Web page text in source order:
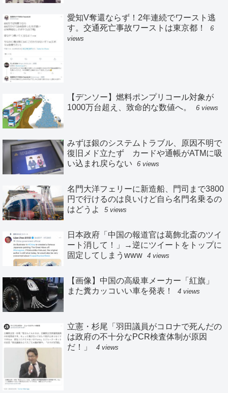
愛知V奪還ならず！2年連続でワースト逃
す。交通死亡事故ワーストは東京都！
6
views
【デンソー】燃料ポンプリコール対象が
1000万台超え、致命的な数値へ。
6 views
みずほ銀のシステムトラブル、原因不明で
復旧メド立たず カードや通帳がATMに吸
い込まれ戻らない
6 views
名門大洋フェリーに新造船、門司まで3800
円で行けるのは良いけど自ら名門名乗るの
はどうよ
5 views
日本政府「中国の報道官は葛飾北斎のツイ
ート消して！」→逆にツイートをトップに
固定してしまうwww 4 views
【画像】中国の高級車メーカー「紅旗」
また糞カッコいい車を発表！
4 views
立憲・杉尾「羽田議員がコロナで死んだの
は政府の不十分なPCR検査体制が原因
だ！」
4 views